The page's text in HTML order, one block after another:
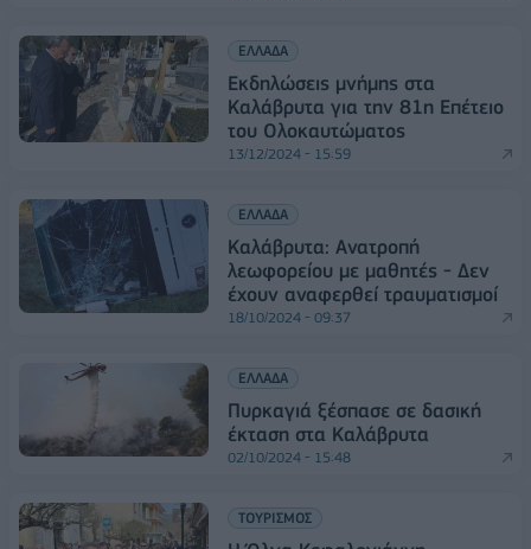
ΕΛΛΑΔΑ
Εκδηλώσεις μνήμης στα
Καλάβρυτα για την 81η Επέτειο
του Ολοκαυτώματος
13/12/2024 - 15:59
ΕΛΛΑΔΑ
Καλάβρυτα: Ανατροπή
λεωφορείου με μαθητές - Δεν
έχουν αναφερθεί τραυματισμοί
18/10/2024 - 09:37
ΕΛΛΑΔΑ
Πυρκαγιά ξέσπασε σε δασική
έκταση στα Καλάβρυτα
02/10/2024 - 15:48
ΤΟΥΡΙΣΜΟΣ